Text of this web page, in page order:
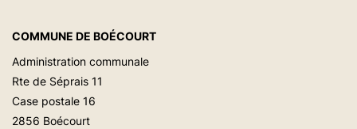
COMMUNE DE BOÉCOURT
Administration communale
Rte de Séprais 11
Case postale 16
2856 Boécourt